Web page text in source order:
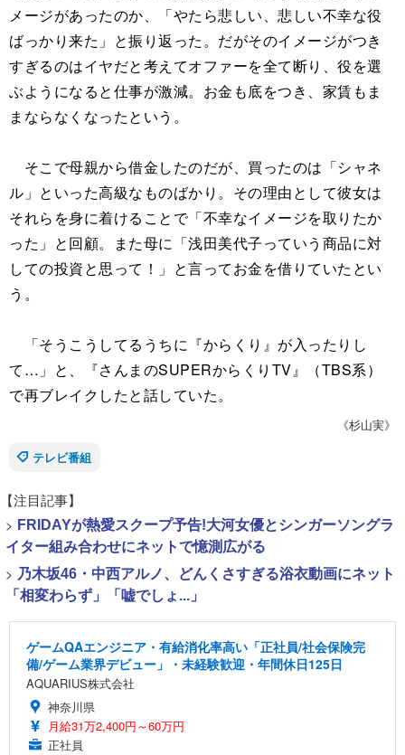
メージがあったのか、「やたら悲しい、悲しい不幸な役
ばっかり来た」と振り返った。だがそのイメージがつき
すぎるのはイヤだと考えてオファーを全て断り、役を選
ぶようになると仕事が激減。お金も底をつき、家賃もま
まならなくなったという。
そこで母親から借金したのだが、買ったのは「シャネ
ル」といった高級なものばかり。その理由として彼女は
それらを身に着けることで「不幸なイメージを取りたか
った」と回顧。また母に「浅田美代子っていう商品に対
しての投資と思って！」と言ってお金を借りていたとい
う。
「そうこうしてるうちに『からくり』が入ったりし
て…」と、『さんまのSUPERからくりTV』（TBS系）
で再ブレイクしたと話していた。
《杉山実》
テレビ番組
【注目記事】
> FRIDAYが熱愛スクープ予告!大河女優とシンガーソングラ
イター組み合わせにネットで憶測広がる
> 乃木坂46・中西アルノ、どんくさすぎる浴衣動画にネット
「相変わらず」「嘘でしょ...」
ゲームQAエンジニア・有給消化率高い「正社員/社会保険完
備/ゲーム業界デビュー」・未経験歓迎・年間休日125日
AQUARIUS株式会社
神奈川県
月給31万2,400円～60万円
正社員